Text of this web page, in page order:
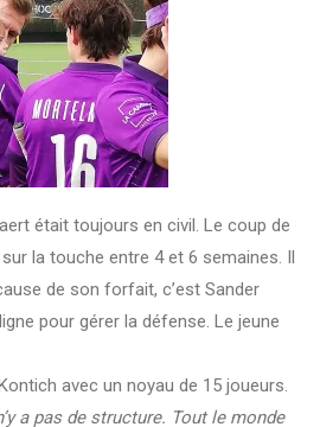
était toujours en civil. Le coup de
la touche entre 4 et 6 semaines. Il
de son forfait, c’est Sander
pour gérer la défense. Le jeune
avec un noyau de 15 joueurs.
a pas de structure. Tout le monde